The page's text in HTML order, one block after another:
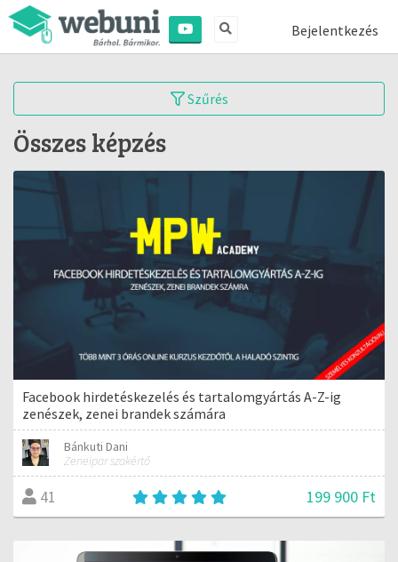
Bejelentkezés
Szűrés
Összes képzés
Facebook hirdetéskezelés és tartalomgyártás A-Z-ig
zenészek, zenei brandek számára
Bánkuti Dani
Zeneipar szakértő
41 199 900 Ft